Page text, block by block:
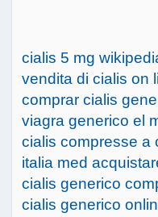
cialis 5 mg
vendita di cialis on
comprar cialis
viagra generico el
cialis compresse a
italia med
cialis generico
cialis generico